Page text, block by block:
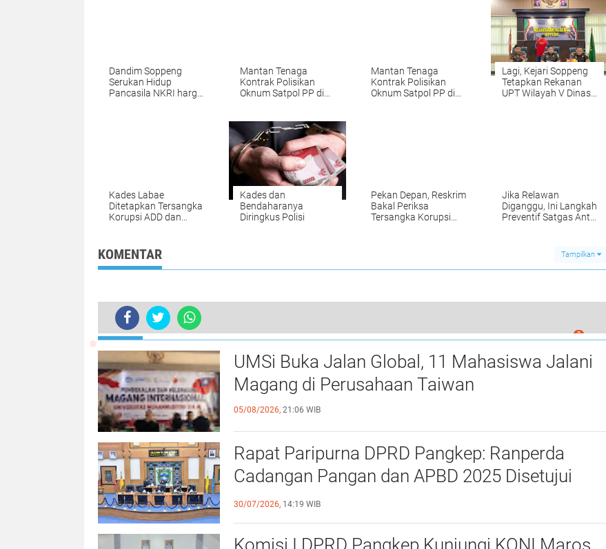
Dandim Soppeng
Serukan Hidup
Pancasila NKRI harga
Mantan Tenaga
Kontrak Polisikan
Oknum Satpol PP di
Mantan Tenaga
Kontrak Polisikan
Oknum Satpol PP di
Lagi, Kejari Soppeng
Tetapkan Rekanan
UPT Wilayah V Dinas
Kades Labae
Ditetapkan Tersangka
Korupsi ADD dan
Kades dan
Bendaharanya
Diringkus Polisi
Pekan Depan, Reskrim
Bakal Periksa
Tersangka Korupsi
Jika Relawan
Diganggu, Ini Langkah
Preventif Satgas Anti
KOMENTAR Tampilkan
Pengamat Politik, Jarang Anggota DPRD Yang Mau Dialog Bertema Korupsi
0
TERKINI
UMSi Buka Jalan Global, 11 Mahasiswa Jalani
Magang di Perusahaan Taiwan
05/08/2026, 21:06 WIB
Rapat Paripurna DPRD Pangkep: Ranperda
Cadangan Pangan dan APBD 2025 Disetujui
dengan Sejumlah Catatan
30/07/2026, 14:19 WIB
Komisi I DPRD Pangkep Kunjungi KONI Maros,